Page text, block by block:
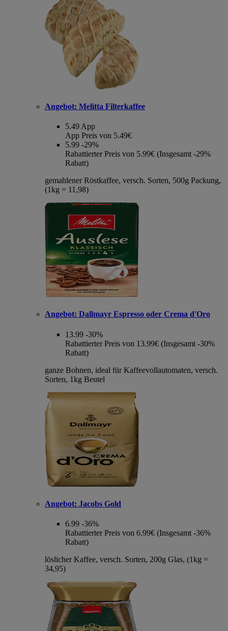
Angebot: Melitta Filterkaffee
5.49 App
App Preis von 5.49€
5.99 -29%
Rabattierter Preis von 5.99€ (Insgesamt -29%
Rabatt)
gemahlener Röstkaffee, versch. Sorten, 500g Packung,
(1kg = 11,98)
Angebot: Dallmayr Espresso oder Crema d'Oro
13.99 -30%
Rabattierter Preis von 13.99€ (Insgesamt -30%
Rabatt)
ganze Bohnen, ideal für Kaffeevollautomaten, versch.
Sorten, 1kg Beutel
Angebot: Jacobs Gold
6.99 -36%
Rabattierter Preis von 6.99€ (Insgesamt -36%
Rabatt)
löslicher Kaffee, versch. Sorten, 200g Glas, (1kg =
34,95)